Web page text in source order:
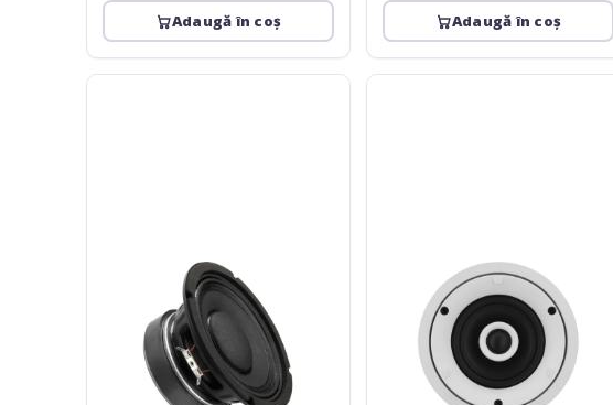
Adaugă în coș Adaugă în coș
Monacor
Monacor